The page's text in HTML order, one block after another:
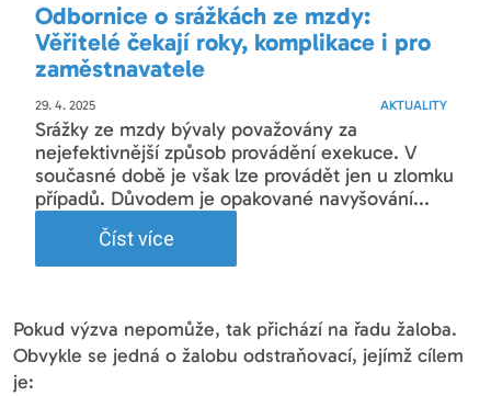
Odbornice o srážkách ze mzdy:
Věřitelé čekají roky, komplikace i pro
zaměstnavatele
29. 4. 2025 AKTUALITY
Srážky ze mzdy bývaly považovány za
nejefektivnější způsob provádění exekuce. V
současné době je však lze provádět jen u zlomku
případů. Důvodem je opakované navyšování...
Číst více
Pokud výzva nepomůže, tak přichází na řadu žaloba.
Obvykle se jedná o žalobu odstraňovací, jejímž cílem
je: